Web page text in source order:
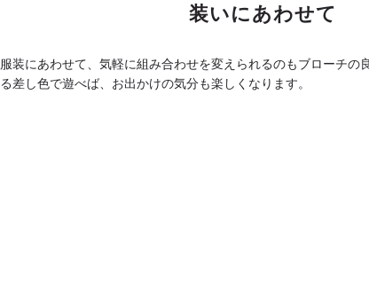
装いにあわせて
服装にあわせて、気軽に組み合わせを変えられるのもブローチの
る差し色で遊べば、お出かけの気分も楽しくなります。